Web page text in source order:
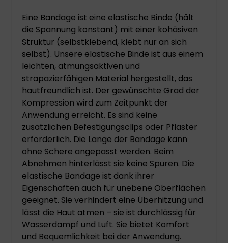
Eine Bandage ist eine elastische Binde (hält
die Spannung konstant) mit einer kohäsiven
Struktur (selbstklebend, klebt nur an sich
selbst). Unsere elastische Binde ist aus einem
leichten, atmungsaktiven und
strapazierfähigen Material hergestellt, das
hautfreundlich ist. Der gewünschte Grad der
Kompression wird zum Zeitpunkt der
Anwendung erreicht. Es sind keine
zusätzlichen Befestigungsclips oder Pflaster
erforderlich. Die Länge der Bandage kann
ohne Schere angepasst werden. Beim
Abnehmen hinterlässt sie keine Spuren. Die
elastische Bandage ist dank ihrer
Eigenschaften auch für unebene Oberflächen
geeignet. Sie verhindert eine Überhitzung und
lässt die Haut atmen – sie ist durchlässig für
Wasserdampf und Luft. Sie bietet Komfort
und Bequemlichkeit bei der Anwendung.